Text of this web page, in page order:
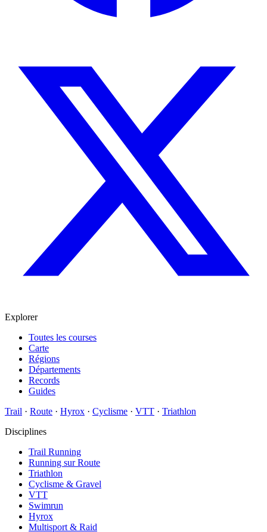
Explorer
Toutes les courses
Carte
Régions
Départements
Records
Guides
Trail · Route · Hyrox · Cyclisme · VTT · Triathlon
Disciplines
Trail Running
Running sur Route
Triathlon
Cyclisme & Gravel
VTT
Swimrun
Hyrox
Multisport & Raid